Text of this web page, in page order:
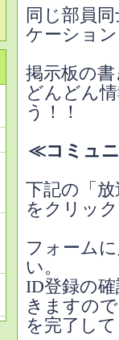
同じ部員
ケーショ
掲示板の
どんどん
う！！
≪コミュ
下記の「
をクリッ
フォーム
い。
ID登録の
きますの
を完了し